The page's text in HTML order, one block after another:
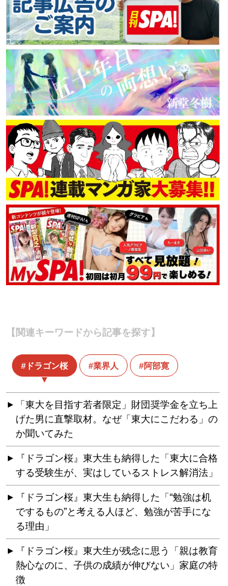
【関連キーワードから記事を探す】
ドラゴン桜 業界人 阿部寛
「東大を目指す若者限定」財団奨学金を立ち上
げた男に直撃取材。なぜ「東大にこだわる」の
か聞いてみた
『ドラゴン桜』東大生も納得した「東大に合格
する受験生が、実はしているストレス解消法」
『ドラゴン桜』東大生も納得した「“勉強は机
でするもの”と考える人ほど、勉強が苦手にな
る理由」
『ドラゴン桜』東大生が残念に思う「親は教育
熱心なのに、子供の成績が伸びない」家庭の特
徴